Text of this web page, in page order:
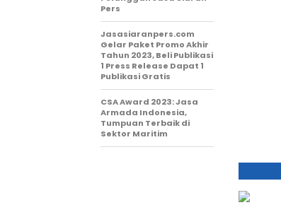
Pers
Jasasiaranpers.com
Gelar Paket Promo Akhir
Tahun 2023, Beli Publikasi
1 Press Release Dapat 1
Publikasi Gratis
CSA Award 2023: Jasa
Armada Indonesia,
Tumpuan Terbaik di
Sektor Maritim